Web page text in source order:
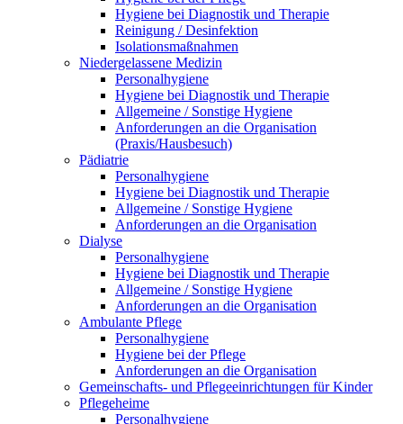
Hygiene bei Diagnostik und Therapie
Reinigung / Desinfektion
Isolationsmaßnahmen
Niedergelassene Medizin
Personalhygiene
Hygiene bei Diagnostik und Therapie
Allgemeine / Sonstige Hygiene
Anforderungen an die Organisation
(Praxis/Hausbesuch)
Pädiatrie
Personalhygiene
Hygiene bei Diagnostik und Therapie
Allgemeine / Sonstige Hygiene
Anforderungen an die Organisation
Dialyse
Personalhygiene
Hygiene bei Diagnostik und Therapie
Allgemeine / Sonstige Hygiene
Anforderungen an die Organisation
Ambulante Pflege
Personalhygiene
Hygiene bei der Pflege
Anforderungen an die Organisation
Gemeinschafts- und Pflegeeinrichtungen für Kinder
Pflegeheime
Personalhygiene